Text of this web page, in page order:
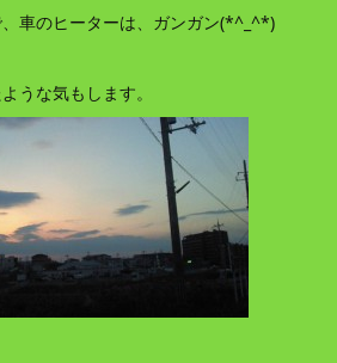
車のヒーターは、ガンガン(*^_^*)
うな気もします。